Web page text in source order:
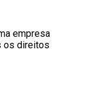
empresa
os direitos